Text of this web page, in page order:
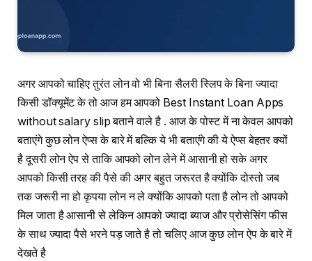
अगर आपको चाहिए तुरंत लोन वो भी बिना सैलरी स्लिप के बिना ज्यादा
किसी डॉक्यूमेंट के तो आज हम आपको Best Instant Loan Apps
without salary slip बताने वाले है . आज के पोस्ट में ना केवल आपको
बताएंगे कुछ लोन ऐप्स के बारे में बल्कि ये भी बताएंगे की ये ऐप्स बेहतर क्यों
है दूसरी लोन ऐप से ताकि आपको लोन लेने में आसानी हो सके अगर
आपको किसी तरह की पैसे की अगर बहुत जरूरत है क्योंकि दोस्तो जब
तक जरूरी ना हो कृपया लोन न ले क्योंकि आपको पता है लोन तो आपको
मिल जाता है आसानी से लेकिन आपको ज्यादा ब्याज और प्रोसेसिंग फीस
के साथ ज्यादा पैसे भरने पड़ जाते है तो चलिए आज कुछ लोन ऐप के बारे में
देखते है